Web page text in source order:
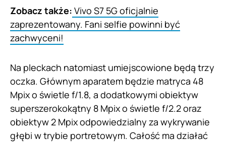
Zobacz także: Vivo S7 5G oficjalnie
zaprezentowany. Fani selfie powinni być
zachwyceni!
Na pleckach natomiast umiejscowione będą trzy
oczka. Głównym aparatem będzie matryca 48
Mpix o świetle f/1.8, a dodatkowymi obiektyw
superszerokokątny 8 Mpix o świetle f/2.2 oraz
obiektyw 2 Mpix odpowiedzialny za wykrywanie
głębi w trybie portretowym. Całość ma działać